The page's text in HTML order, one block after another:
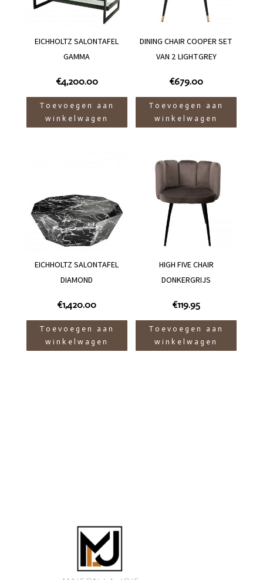
EICHHOLTZ SALONTAFEL
GAMMA
€4,200.00
Toevoegen aan
winkelwagen
DINING CHAIR COOPER SET
VAN 2 LIGHTGREY
€679.00
Toevoegen aan
winkelwagen
EICHHOLTZ SALONTAFEL
DIAMOND
€1,420.00
Toevoegen aan
winkelwagen
HIGH FIVE CHAIR
DONKERGRIJS
€119.95
Toevoegen aan
winkelwagen